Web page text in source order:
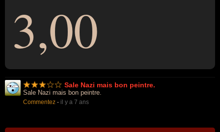
3,00
Sale Nazi mais bon peintre.
Sale Nazi mais bon peintre.
Commentez - il y a 7 ans